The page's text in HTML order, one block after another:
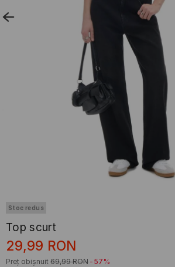
Stoc redus
Top scurt
29,99 RON
Preț obișnuit 69,99 RON -57%